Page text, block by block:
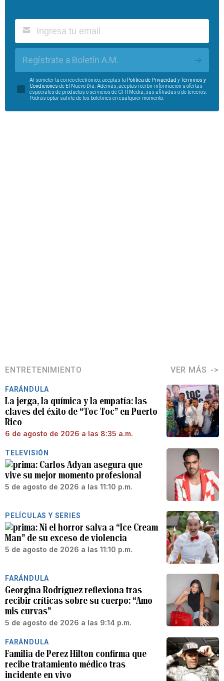
Regístrate a Boletín A.M.
Al someter tu correo electrónico, aceptas la Política de Privacidad yTérminos y
Condiciones de El Nuevo Día. Además, aceptas recibir información u ofertas
especiales de productos o servicios de GFR Media, sus afiliadas o de terceros.
Podrás optar salirte de los boletines en cualquier momento.
ENTRETENIMIENTO VER MÁS
FARÁNDULA
La jerga, la química y la empatía: las
claves del éxito de “Toc Toc” en Puerto
Rico
6 de agosto de 2026 a las 8:35 a.m.
TELEVISIÓN
Carlos Adyan asegura que
vive su mejor momento profesional
5 de agosto de 2026 a las 11:10 p.m.
PELÍCULAS Y SERIES
Ni el horror salva a “Ice Cream
Man” de su exceso de violencia
5 de agosto de 2026 a las 11:10 p.m.
FARÁNDULA
Georgina Rodríguez reflexiona tras
recibir críticas sobre su cuerpo: “Amo
mis curvas”
5 de agosto de 2026 a las 9:14 p.m.
FARÁNDULA
Familia de Perez Hilton confirma que
recibe tratamiento médico tras
incidente en vivo